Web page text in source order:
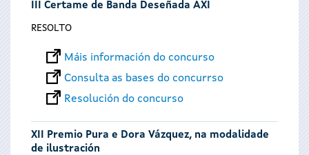
III Certame de Banda Deseñada AXI
RESOLTO
Máis información do concurso
Consulta as bases do concurrso
Resolución do concurso
XII Premio Pura e Dora Vázquez, na modalidade
de ilustración